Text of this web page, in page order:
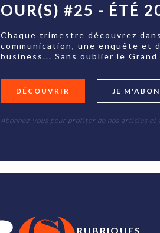
OUR(S) #25 - ÉTÉ
Chaque trimestre découvrez
communication, une enquête et
business... Sans oublier le
DÉCOUVRIR JE
Abonnez-vous pour profiter de nos articles et
RUBRIQUES